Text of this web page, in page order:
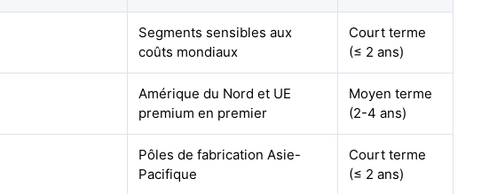
Segments sensibles aux
coûts mondiaux
Court terme
(≤ 2 ans)
Amérique du Nord et UE
premium en premier
Moyen terme
(2-4 ans)
Pôles de fabrication Asie-
Pacifique
Court terme
(≤ 2 ans)